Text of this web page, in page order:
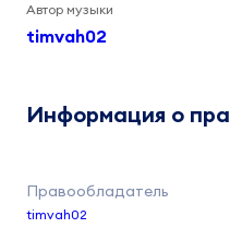
Автор музыки
timvah02
Информация о
timvah02